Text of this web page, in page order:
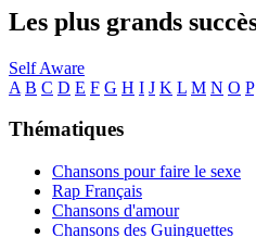
Les plus grands
Self Aware
A B C D E F G H I J K L M N O P
Thématiques
Chansons pour faire le sexe
Rap Français
Chansons d'amour
Chansons des Guinguettes